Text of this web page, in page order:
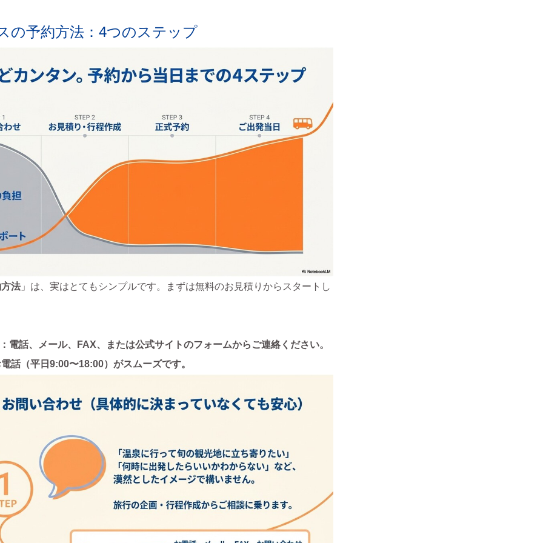
の予約方法：4つのステップ
法 」は、実はとてもシンプルです。まずは無料のお見積りからスタートし
話、メール、FAX、または公式サイトのフォームからご連絡ください。
話（平日9:00〜18:00）がスムーズです。